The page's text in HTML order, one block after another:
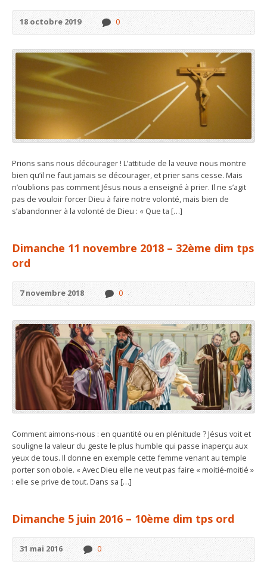
18 octobre 2019 0
Prions sans nous décourager ! L’attitude de la veuve nous montre
bien qu’il ne faut jamais se décourager, et prier sans cesse. Mais
n’oublions pas comment Jésus nous a enseigné à prier. Il ne s’agit
pas de vouloir forcer Dieu à faire notre volonté, mais bien de
s’abandonner à la volonté de Dieu : « Que ta […]
Dimanche 11 novembre 2018 – 32ème dim tps
ord
7 novembre 2018 0
Comment aimons-nous : en quantité ou en plénitude ? Jésus voit et
souligne la valeur du geste le plus humble qui passe inaperçu aux
yeux de tous. Il donne en exemple cette femme venant au temple
porter son obole. « Avec Dieu elle ne veut pas faire « moitié-moitié »
: elle se prive de tout. Dans sa […]
Dimanche 5 juin 2016 – 10ème dim tps ord
31 mai 2016 0